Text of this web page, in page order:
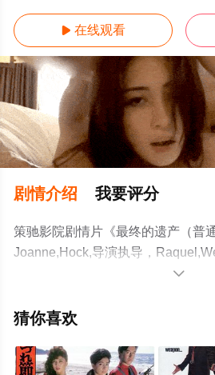
 在线观看
剧情介绍 我要评分
策驰影院剧情片《最终的遗产（普
Joanne,Hock,导演执导，
精彩演绎的美国电影，手机免费观
影、电视猫或剧情网等平台了解。

猜你喜欢